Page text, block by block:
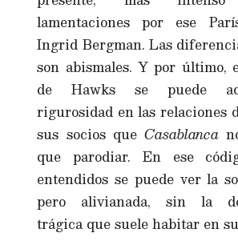
lamentaciones por ese
Ingrid Bergman. Las
son abismales. Y por último,
de Hawks se puede
rigurosidad en las relaciones
sus socios que Casablanca
que parodiar. En ese
entendidos se puede ver la
pero alivianada, sin la
trágica que suele habitar en